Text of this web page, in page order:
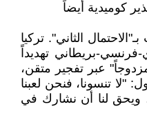
كوميدية أيضاً
الثاني". تركيا
بريطاني تهديداً
عبر تفجير متقن،
"لا تنسونا، فنحن لعبنا
ويحق لنا أن نشارك في